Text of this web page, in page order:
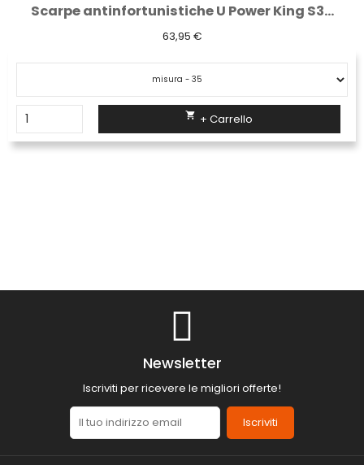
Scarpe antinfortunistiche U Power King S3...
63,95 €
 + Carrello
Newsletter
Iscriviti per ricevere le migliori offerte!
Iscriviti